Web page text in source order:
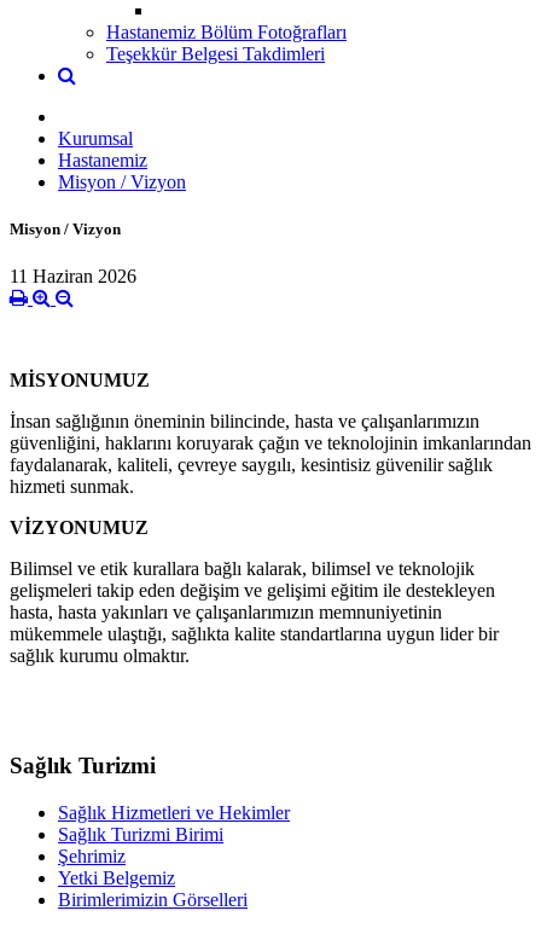
Hastanemiz Bölüm Fotoğrafları
Teşekkür Belgesi Takdimleri
Kurumsal
Hastanemiz
Misyon / Vizyon
Misyon / Vizyon
11 Haziran 2026
MİSYONUMUZ
İnsan sağlığının öneminin bilincinde, hasta ve çalışanlarımızın
güvenliğini, haklarını koruyarak çağın ve teknolojinin imkanlarından
faydalanarak, kaliteli, çevreye saygılı, kesintisiz güvenilir sağlık
hizmeti sunmak.
VİZYONUMUZ
Bilimsel ve etik kurallara bağlı kalarak, bilimsel ve teknolojik
gelişmeleri takip eden değişim ve gelişimi eğitim ile destekleyen
hasta, hasta yakınları ve çalışanlarımızın memnuniyetinin
mükemmele ulaştığı, sağlıkta kalite standartlarına uygun lider bir
sağlık kurumu olmaktır.
Sağlık Turizmi
Sağlık Hizmetleri ve Hekimler
Sağlık Turizmi Birimi
Şehrimiz
Yetki Belgemiz
Birimlerimizin Görselleri